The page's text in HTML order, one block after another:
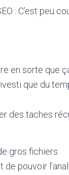
: C’est peu
en sorte que
que du
des taches
gros fichiers
de pouvoir